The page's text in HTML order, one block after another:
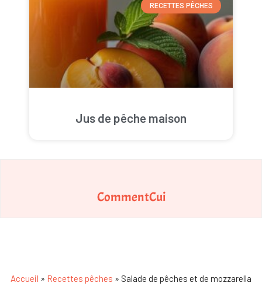
RECETTES PÊCHES
Jus de pêche maison
CommentCui
Accueil » Recettes pêches » Salade de pêches et de mozzarella